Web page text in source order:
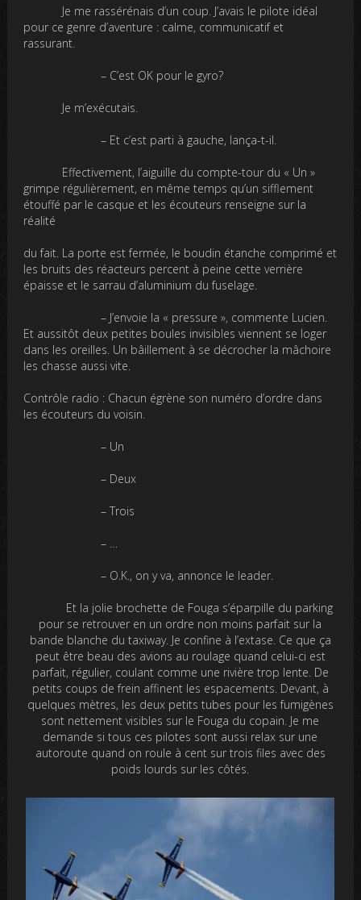
Je me rassérénais d’un coup. J’avais le pilote idéal
pour ce genre d’aventure : calme, communicatif et
rassurant.
– C’est OK pour le gyro?
Je m’exécutais.
– Et c’est parti à gauche, lança-t-il.
Effectivement, l’aiguille du compte-tour du « Un »
grimpe régulièrement, en même temps qu’un sifflement
étouffé par le casque et les écouteurs renseigne sur la
réalité
du fait. La porte est fermée, le boudin étanche comprimé et
les bruits des réacteurs percent à peine cette verrière
épaisse et le sarrau d’aluminium du fuselage.
– J’envoie la « pressure », commente Lucien.
Et aussitôt deux petites boules invisibles viennent se loger
dans les oreilles. Un bâillement à se décrocher la mâchoire
les chasse aussi vite.
Contrôle radio : Chacun égrène son numéro d’ordre dans
les écouteurs du voisin.
– Un
– Deux
– Trois
– …
– O.K., on y va, annonce le leader.
Et la jolie brochette de Fouga s’éparpille du parking
pour se retrouver en un ordre non moins parfait sur la
bande blanche du taxiway. Je confine à l’extase. Ce que ça
peut être beau des avions au roulage quand celui-ci est
parfait, régulier, coulant comme une rivière trop lente. De
petits coups de frein affinent les espacements. Devant, à
quelques mètres, les deux petits tubes pour les fumigènes
sont nettement visibles sur le Fouga du copain. Je me
demande si tous ces pilotes sont aussi relax sur une
autoroute quand on roule à cent sur trois files avec des
poids lourds sur les côtés.